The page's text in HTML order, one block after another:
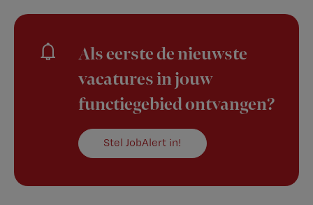
Als eerste de nieuwste
vacatures in jouw
functiegebied ontvangen?
Stel JobAlert in!